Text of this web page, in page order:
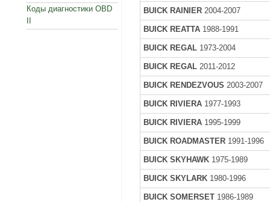
Коды диагностики OBD
BUICK RAINIER 2004-2007
BUICK REATTA 1988-1991
BUICK REGAL 1973-2004
BUICK REGAL 2011-2012
BUICK RENDEZVOUS 2003-2007
BUICK RIVIERA 1977-1993
BUICK RIVIERA 1995-1999
BUICK ROADMASTER 1991-1996
BUICK SKYHAWK 1975-1989
BUICK SKYLARK 1980-1996
BUICK SOMERSET 1986-1989